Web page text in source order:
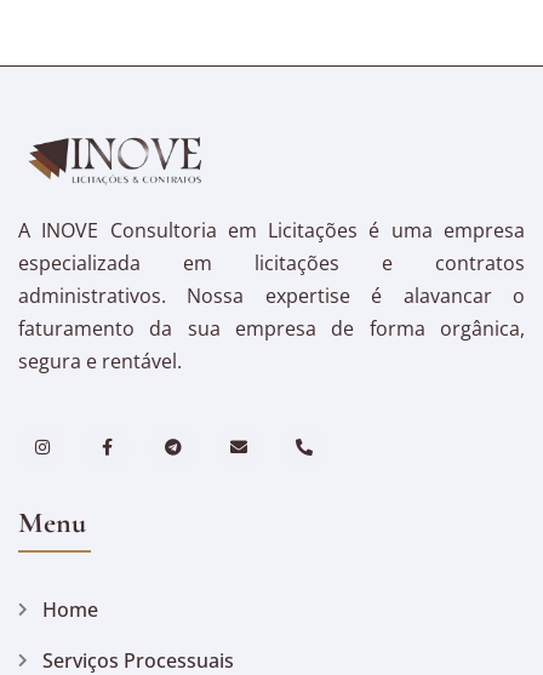
A INOVE Consultoria em Licitações é uma empresa
especializada em licitações e contratos
administrativos. Nossa expertise é alavancar o
faturamento da sua empresa de forma orgânica,
segura e rentável.
Menu
Home
Serviços Processuais